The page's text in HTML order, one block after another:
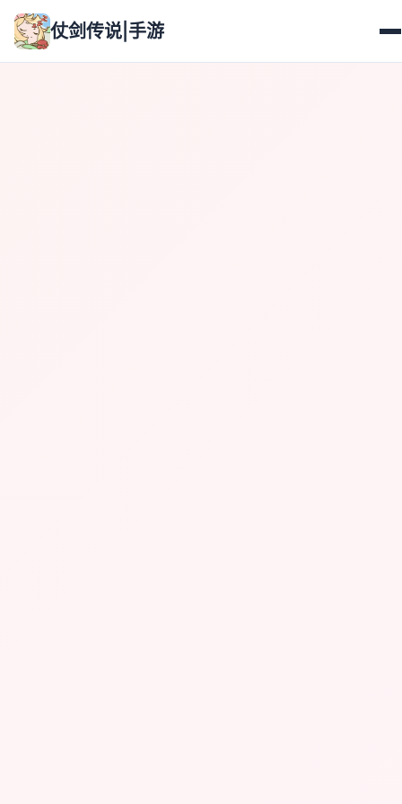
仗剑传说|手游